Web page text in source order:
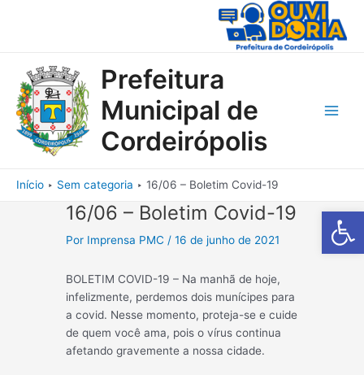
Barra de
Prefeitura
Municipal de
Cordeirópolis
Início Sem categoria 16/06 – Boletim Covid-19
16/06 – Boletim Covid-19
Por Imprensa PMC /16 de junho de 2021
BOLETIM COVID-19 – Na manhã de hoje,
infelizmente, perdemos dois munícipes para
a covid. Nesse momento, proteja-se e cuide
de quem você ama, pois o vírus continua
afetando gravemente a nossa cidade.